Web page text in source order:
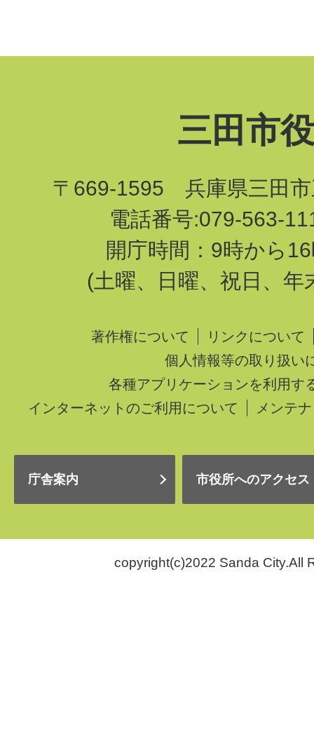
三田市
〒669-1595 兵庫県三田市
電話番号:079-563-
開庁時間：9時から
(土曜、日曜、祝日、年
著作権について
リンクについて
個人情報等の取り扱い
各種アプリケーションを利用す
インターネットのご利用について
メンテ
庁舎案内 市役所へのアクセス
copyright(c)2022 Sanda City.All